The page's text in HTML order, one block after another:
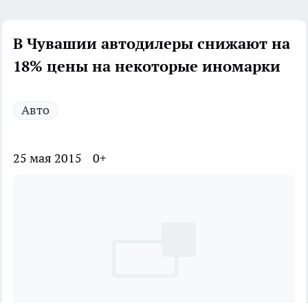
В Чувашии автодилеры снижают на
18% цены на некоторые иномарки
Авто
25 мая 2015 0+